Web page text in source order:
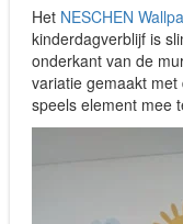
Het NESCHEN
kinderdagverblijf is
onderkant van de
variatie gemaakt
speels element mee